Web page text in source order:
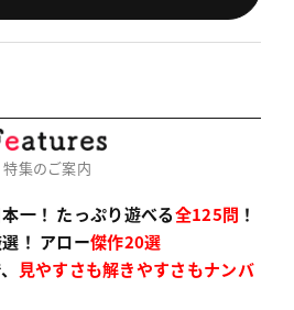
特集のご案内
一！ たっぷり遊べる全125問 ！
！ アロー傑作20選
見やすさも解きやすさもナンバ